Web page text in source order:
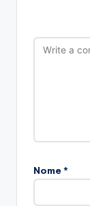
Nome *